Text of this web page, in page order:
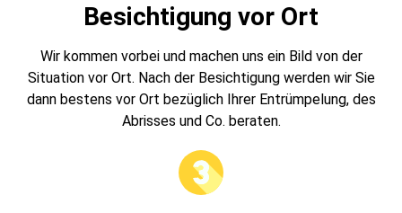
Besichtigung vor Ort
Wir kommen vorbei und machen uns ein Bild von der
Situation vor Ort. Nach der Besichtigung werden wir Sie
dann bestens vor Ort bezüglich Ihrer Entrümpelung, des
Abrisses und Co. beraten.